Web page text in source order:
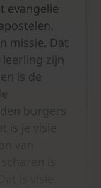
evangelie
missie. Dat
zijn
is de